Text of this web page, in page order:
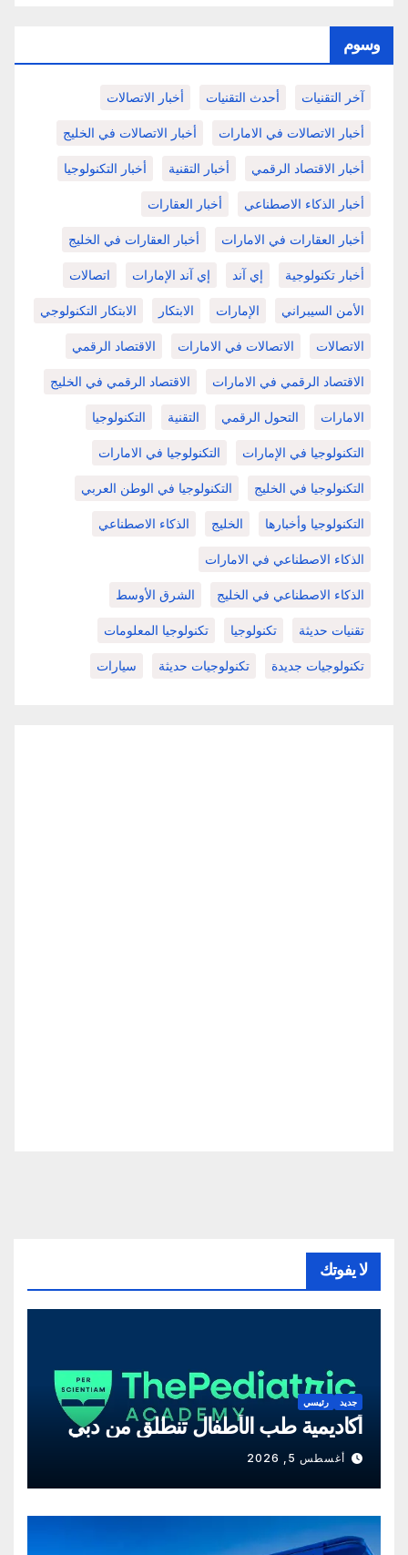
وسوم
آخر التقنيات أحدث التقنيات أخبار الاتصالات
أخبار الاتصالات في الامارات أخبار الاتصالات في الخليج
أخبار الاقتصاد الرقمي أخبار التقنية أخبار التكنولوجيا
أخبار الذكاء الاصطناعي أخبار العقارات
أخبار العقارات في الامارات أخبار العقارات في الخليج
أخبار تكنولوجية إي آند إي آند الإمارات اتصالات
الأمن السيبراني الإمارات الابتكار الابتكار التكنولوجي
الاتصالات الاتصالات في الامارات الاقتصاد الرقمي
الاقتصاد الرقمي في الامارات الاقتصاد الرقمي في الخليج
الامارات التحول الرقمي التقنية التكنولوجيا
التكنولوجيا في الإمارات التكنولوجيا في الامارات
التكنولوجيا في الخليج التكنولوجيا في الوطن العربي
التكنولوجيا وأخبارها الخليج الذكاء الاصطناعي
الذكاء الاصطناعي في الامارات
الذكاء الاصطناعي في الخليج الشرق الأوسط
تقنيات حديثة تكنولوجيا تكنولوجيا المعلومات
تكنولوجيات جديدة تكنولوجيات حديثة سيارات
لا يفوتك
جديد رئيسي
أكاديمية طب الأطفال تنطلق من دبي
أغسطس 5, 2026